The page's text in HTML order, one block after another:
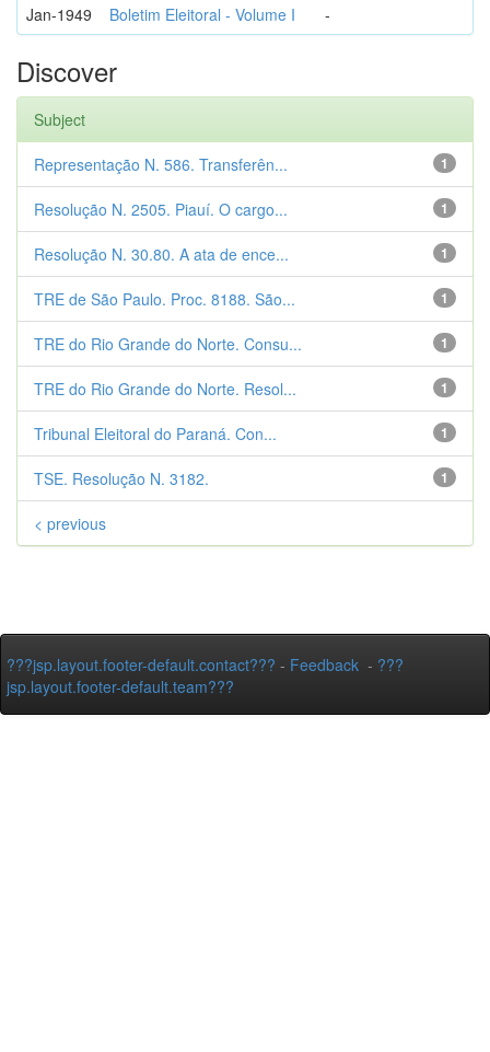
Jan-1949 Boletim Eleitoral - Volume I -
Discover
Subject
1
Representação N. 586. Transferên...
1
Resolução N. 2505. Piauí. O cargo...
1
Resolução N. 30.80. A ata de ence...
1
TRE de São Paulo. Proc. 8188. São...
1
TRE do Rio Grande do Norte. Consu...
1
TRE do Rio Grande do Norte. Resol...
1
Tribunal Eleitoral do Paraná. Con...
1
TSE. Resolução N. 3182.
< previous
???jsp.layout.footer-default.contact??? - Feedback - ???
jsp.layout.footer-default.team???